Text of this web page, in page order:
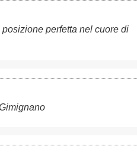
perfetta nel cuore di